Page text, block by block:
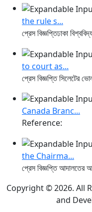
the rule s...
প্রেস বিজ্ঞপ্তিঢাকা
to court as...
প্রেস বিজ্ঞপ্তি সিলেটের
Canada Branc...
the Chairma...
প্রেস বিজ্ঞপ্তি আদালতের
Copyright © 2026. All
and